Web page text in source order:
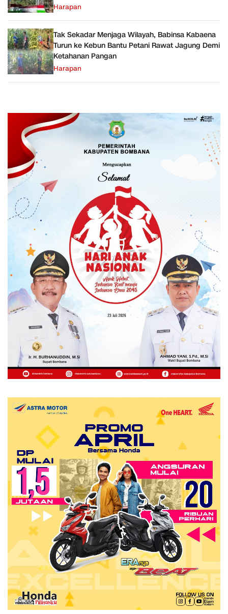
Harapan
Tak Sekadar Menjaga Wilayah, Babinsa Kabaena
Turun ke Kebun Bantu Petani Rawat Jagung Demi
Ketahanan Pangan
Harapan